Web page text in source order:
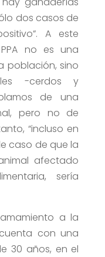
dos casos de
A este
no es una
población, sino
-cerdos y
de una
pero no de
“incluso en
caso de que la
afectado
sería
a la
con una
30 años, en el